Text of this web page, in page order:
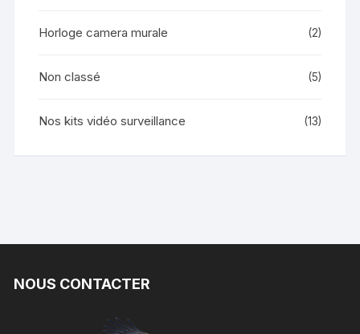
Horloge camera murale (2)
Non classé (5)
Nos kits vidéo surveillance (13)
NOUS CONTACTER